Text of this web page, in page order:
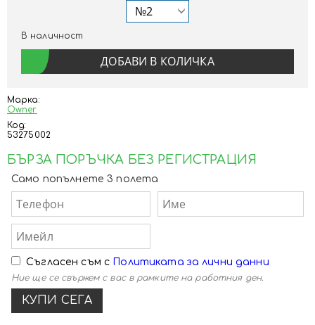
Марка:
Owner
Код:
53275002
БЪРЗА ПОРЪЧКА БЕЗ РЕГИСТРАЦИЯ
Само попълнете 3 полета
Съгласен съм с Политиката за лични данни
Ние ще се свържем с вас в рамките на работния ден.
В наличност